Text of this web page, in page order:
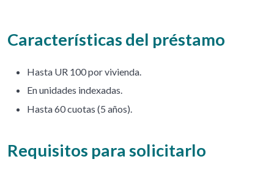
Características del préstamo
Hasta UR 100 por vivienda.
En unidades indexadas.
Hasta 60 cuotas (5 años).
Requisitos para solicitarlo